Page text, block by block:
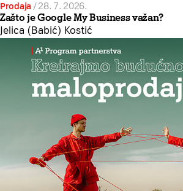
Prodaja /28. 7. 2026.
Zašto je Google My Business važan?
Jelica (Babić) Kostić